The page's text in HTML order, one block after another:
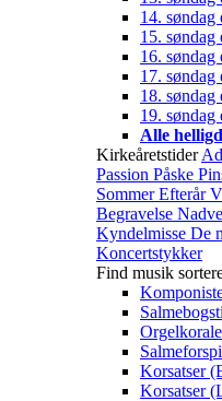
14. søndag
15. søndag
16. søndag
17. søndag
18.
19.
Alle
Kirkeåretstider
Passion Påske
SommerEfterår
Begravelse
Kyndelmisse De
Koncertstykker
Find musik
Korsatser
Korsatser